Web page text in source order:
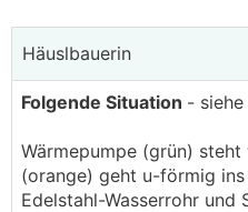
Häuslbauerin
Folgende Situation -
Wärmepumpe (grün) steht
(orange) geht u-förmig
Edelstahl-Wasserrohr und